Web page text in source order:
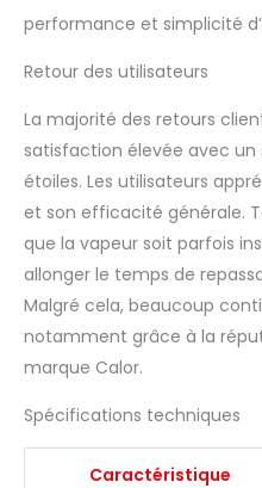
performance et simplicité
Retour des utilisateurs
La majorité des retours
satisfaction élevée avec un
étoiles. Les utilisateurs
et son efficacité générale.
que la vapeur soit parfois
allonger le temps de
Malgré cela, beaucoup
notamment grâce à la
marque Calor.
Spécifications techniques
Caractéristique